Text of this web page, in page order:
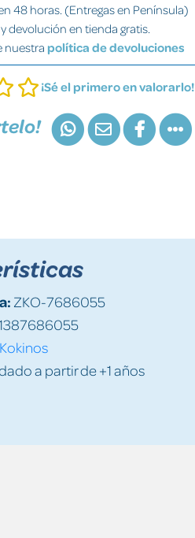
48 horas. (Entregas en Península)
devolución en tienda gratis.
nuestra política de devoluciones
¡Sé el primero en valorarlo!
ZKO-7686055
Kokinos
a partir de +1 años